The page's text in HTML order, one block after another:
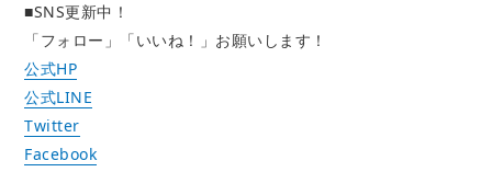
■SNS更新中！
「フォロー」「いいね！」お願いします！
公式HP
公式LINE
Twitter
Facebook